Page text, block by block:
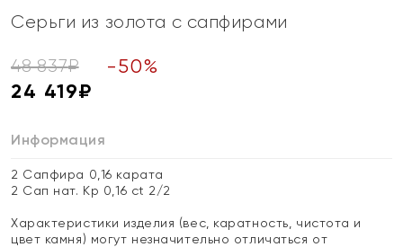
Серьги из золота с сапфирами
48 837₽ -50%
24 419₽
Информация
2 Сапфира 0,16 карата
2 Сап нат. Кр 0,16 ct 2/2
Характеристики изделия (вес, каратность, чистота и
цвет камня) могут незначительно отличаться от